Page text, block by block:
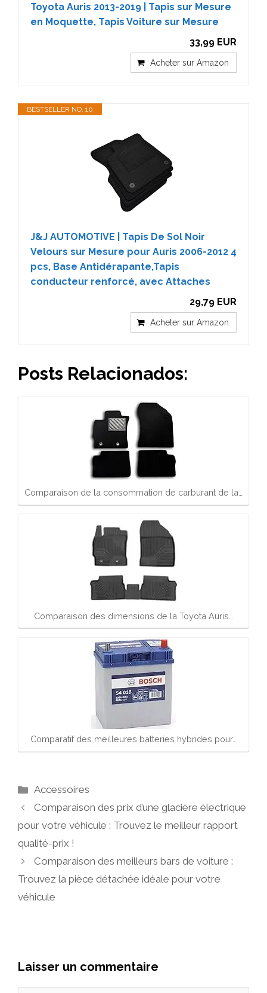
Toyota Auris 2013-2019 | Tapis sur Mesure
en Moquette, Tapis Voiture sur Mesure
33,99 EUR
Acheter sur Amazon
BESTSELLER NO. 10
J&J AUTOMOTIVE | Tapis De Sol Noir
Velours sur Mesure pour Auris 2006-2012 4
pcs, Base Antidérapante,Tapis
conducteur renforcé, avec Attaches
29,79 EUR
Acheter sur Amazon
Posts Relacionados:
Comparaison de la consommation de carburant de la…
Comparaison des dimensions de la Toyota Auris…
Comparatif des meilleures batteries hybrides pour…
Catégories
Accessoires
Comparaison des prix d’une glacière électrique
pour votre véhicule : Trouvez le meilleur rapport
qualité-prix !
Comparaison des meilleurs bars de voiture :
Trouvez la pièce détachée idéale pour votre
véhicule
Laisser un commentaire